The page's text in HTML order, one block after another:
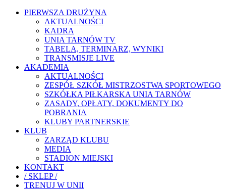
PIERWSZA DRUŻYNA
AKTUALNOŚCI
KADRA
UNIA TARNÓW TV
TABELA, TERMINARZ, WYNIKI
TRANSMISJE LIVE
AKADEMIA
AKTUALNOŚCI
ZESPÓŁ SZKÓŁ MISTRZOSTWA SPORTOWEGO
SZKÓŁKA PIŁKARSKA UNIA TARNÓW
ZASADY, OPŁATY, DOKUMENTY DO
POBRANIA
KLUBY PARTNERSKIE
KLUB
ZARZĄD KLUBU
MEDIA
STADION MIEJSKI
KONTAKT
/ SKLEP /
TRENUJ W UNII